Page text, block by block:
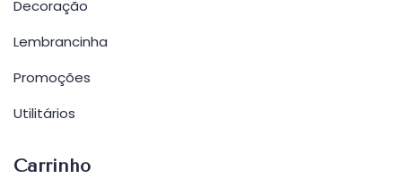
Decoração
Lembrancinha
Promoções
Utilitários
Carrinho